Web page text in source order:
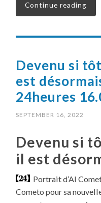
Continue reading
Devenu si
est
24heures
SEPTEMBER 16, 2022
Devenu si
il est
Portrait d’Al
Cometo pour sa